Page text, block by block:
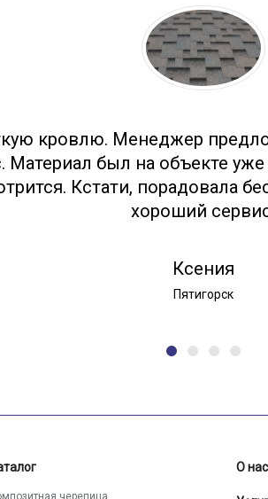
кровлю. Менеджер
был на объекте уже
Кстати, порадовала
хороший
Ксения
Пятигорск
О нас